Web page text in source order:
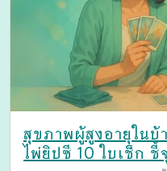
สุขภาพผู้สูงอายุในบ้
ไพ่ยิปซี 10 ใบเช็ก ชี้